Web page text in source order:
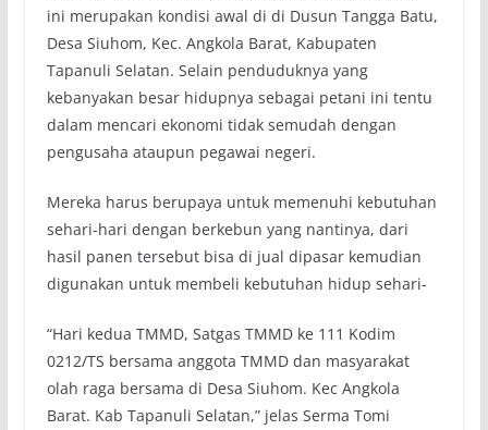
ini merupakan kondisi awal di di Dusun Tangga Batu,
Desa Siuhom, Kec. Angkola Barat, Kabupaten
Tapanuli Selatan. Selain penduduknya yang
kebanyakan besar hidupnya sebagai petani ini tentu
dalam mencari ekonomi tidak semudah dengan
pengusaha ataupun pegawai negeri.
Mereka harus berupaya untuk memenuhi kebutuhan
sehari-hari dengan berkebun yang nantinya, dari
hasil panen tersebut bisa di jual dipasar kemudian
digunakan untuk membeli kebutuhan hidup sehari-
“Hari kedua TMMD, Satgas TMMD ke 111 Kodim
0212/TS bersama anggota TMMD dan masyarakat
olah raga bersama di Desa Siuhom. Kec Angkola
Barat. Kab Tapanuli Selatan,” jelas Serma Tomi